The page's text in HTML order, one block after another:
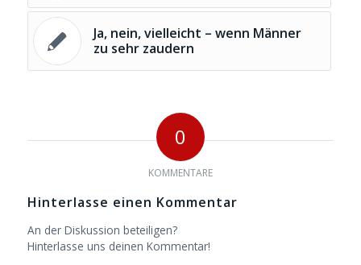
Ja, nein, vielleicht – wenn Männer
zu sehr zaudern
0
KOMMENTARE
Hinterlasse einen Kommentar
An der Diskussion beteiligen?
Hinterlasse uns deinen Kommentar!